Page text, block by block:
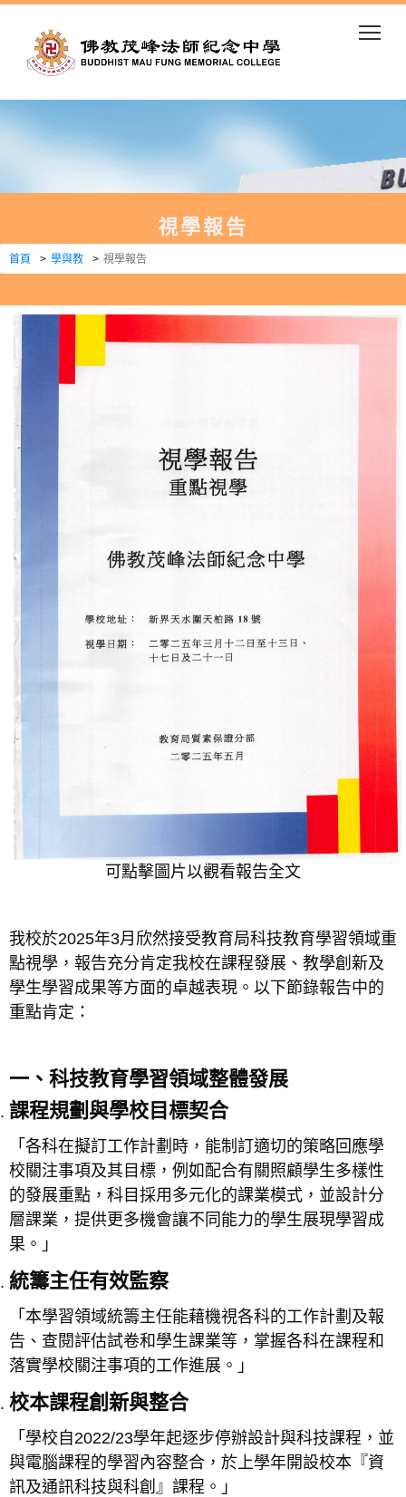
視學報告
首頁 學與教 視學報告
可點擊圖片以觀看報告全文
我校於2025年3月欣然接受教育局科技教育學習領域重
點視學，報告充分肯定我校在課程發展、教學創新及
學生學習成果等方面的卓越表現。以下節錄報告中的
重點肯定：
一、科技教育學習領域整體發展
課程規劃與學校目標契合
「各科在擬訂工作計劃時，能制訂適切的策略回應學
校關注事項及其目標，例如配合有關照顧學生多樣性
的發展重點，科目採用多元化的課業模式，並設計分
層課業，提供更多機會讓不同能力的學生展現學習成
果。」
統籌主任有效監察
「本學習領域統籌主任能藉機視各科的工作計劃及報
告、查閱評估試卷和學生課業等，掌握各科在課程和
落實學校關注事項的工作進展。」
校本課程創新與整合
「學校自2022/23學年起逐步停辦設計與科技課程，並
與電腦課程的學習內容整合，於上學年開設校本『資
訊及通訊科技與科創』課程。」